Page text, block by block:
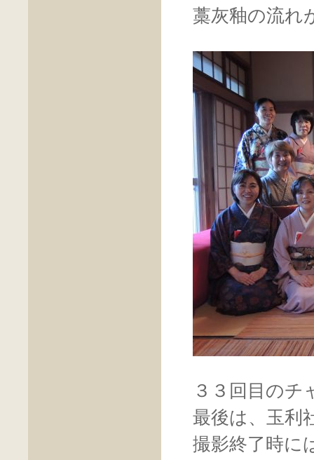
藁灰釉の流れ
３３回目のチ
最後は、玉利
撮影終了時に